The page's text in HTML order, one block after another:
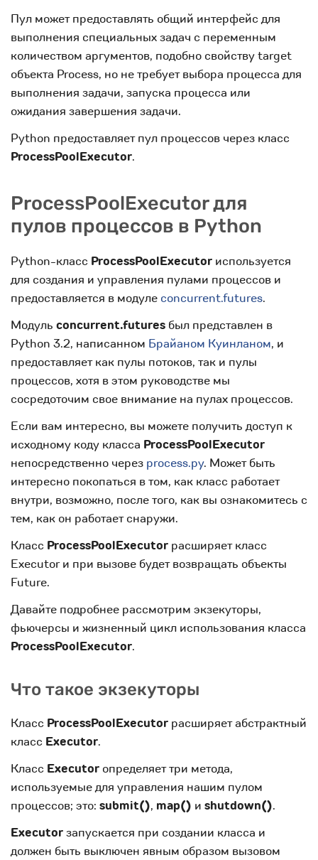
Пул может предоставлять общий интерфейс для
выполнения специальных задач с переменным
количеством аргументов, подобно свойству target
объекта Process, но не требует выбора процесса для
выполнения задачи, запуска процесса или
ожидания завершения задачи.
Python предоставляет пул процессов через класс
ProcessPoolExecutor.
ProcessPoolExecutor для
пулов процессов в Python
Python-класс ProcessPoolExecutor используется
для создания и управления пулами процессов и
предоставляется в модуле concurrent.futures.
Модуль concurrent.futures был представлен в
Python 3.2, написанном Брайаном Куинланом, и
предоставляет как пулы потоков, так и пулы
процессов, хотя в этом руководстве мы
сосредоточим свое внимание на пулах процессов.
Если вам интересно, вы можете получить доступ к
исходному коду класса ProcessPoolExecutor
непосредственно через process.py. Может быть
интересно покопаться в том, как класс работает
внутри, возможно, после того, как вы ознакомитесь с
тем, как он работает снаружи.
Класс ProcessPoolExecutor расширяет класс
Executor и при вызове будет возвращать объекты
Future.
Давайте подробнее рассмотрим экзекуторы,
фьючерсы и жизненный цикл использования класса
ProcessPoolExecutor.
Что такое экзекуторы
Класс ProcessPoolExecutor расширяет абстрактный
класс Executor.
Класс Executor определяет три метода,
используемые для управления нашим пулом
процессов; это: submit(), map() и shutdown().
Executorзапускается при создании класса и
должен быть выключен явным образом вызовом